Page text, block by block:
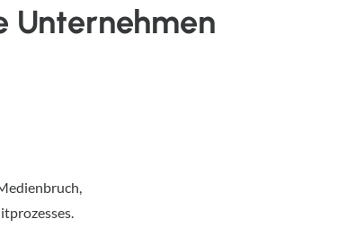
Unternehmen